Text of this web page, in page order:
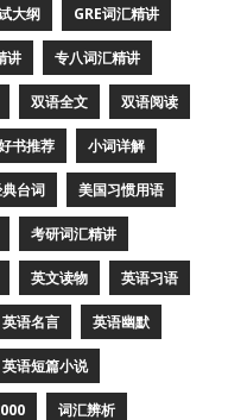
大纲 GRE词汇精讲
讲 专八词汇精讲
双语全文 双语阅读
书推荐 小词详解
台词 美国习惯用语
考研词汇精讲
英文读物 英语习语
英语名言 英语幽默
英语短篇小说
词汇辨析